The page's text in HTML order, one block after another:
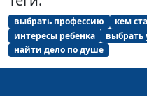
выбрать профессию кем
интересы ребенка
выбрать
найти дело по душе